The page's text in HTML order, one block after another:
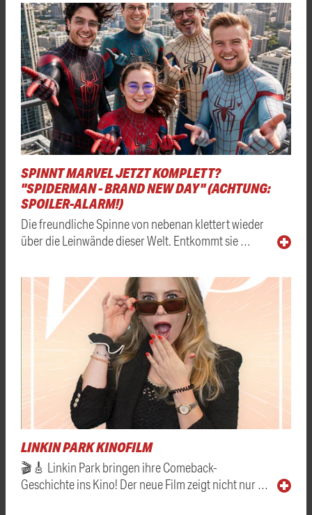
SPINNT MARVEL JETZT KOMPLETT?
"SPIDERMAN - BRAND NEW DAY" (ACHTUNG:
SPOILER-ALARM!)
Die freundliche Spinne von nebenan klettert wieder
über die Leinwände dieser Welt. Entkommt sie …
LINKIN PARK KINOFILM
🎬🎸 Linkin Park bringen ihre Comeback-
Geschichte ins Kino! Der neue Film zeigt nicht nur …